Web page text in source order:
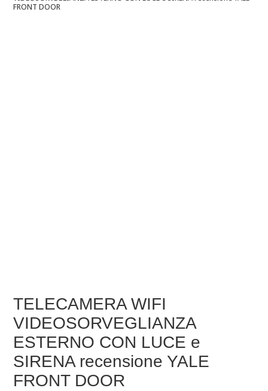
FRONT DOOR
TELECAMERA WIFI
VIDEOSORVEGLIANZA
ESTERNO CON LUCE e
SIRENA recensione YALE
FRONT DOOR